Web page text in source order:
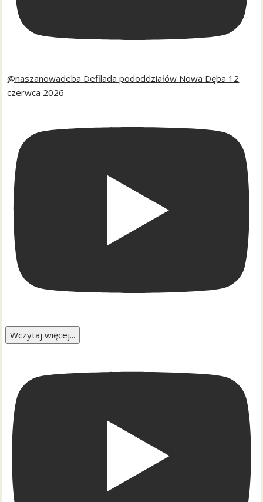
@naszanowadeba Defilada pododdziałów Nowa Dęba 12
czerwca 2026
Wczytaj więcej...